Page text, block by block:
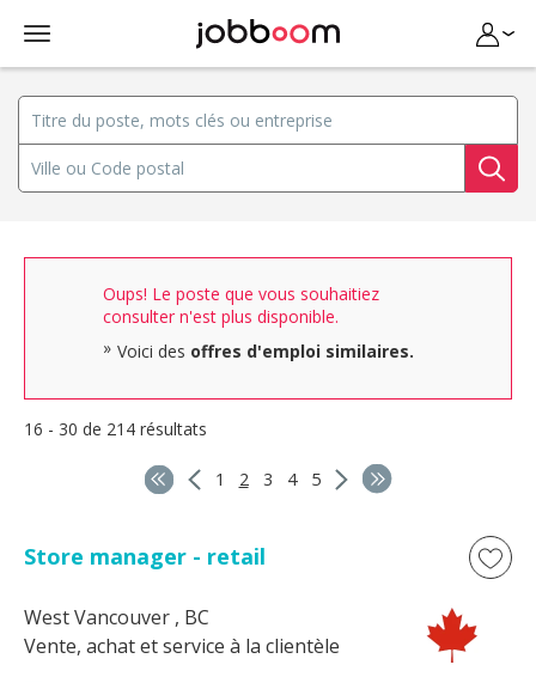
Oups! Le poste que vous souhaitiez
consulter n'est plus disponible.
Voici des offres d'emploi similaires.
16 - 30 de 214 résultats
1 2 3 4 5
Store manager - retail
West Vancouver , BC
Vente, achat et service à la clientèle